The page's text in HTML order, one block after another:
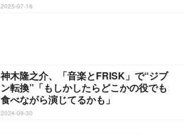
2025-07-16
神木隆之介、「音楽とFRISK」で“ジブ
ン転換”「もしかしたらどこかの役でも
食べながら演じてるかも」
2024-09-30